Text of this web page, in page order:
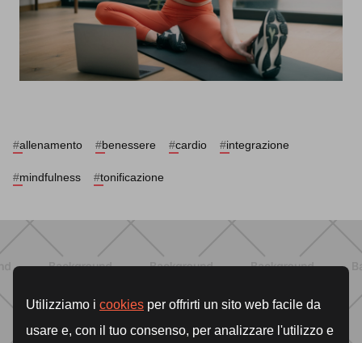
#allenamento #benessere #cardio #integrazione
#mindfulness #tonificazione